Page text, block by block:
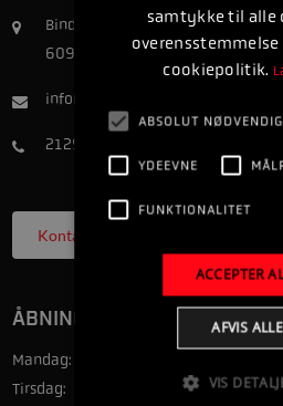
Binderup Søndergade 11C
6091 Bjert
info@jyskmarineservice.dk
21298880
Kontakt
ÅBNINGSTIDER
Mandag:
Tirsdag:
08:00 - 16:30
samtykke til alle
overensstemmelse
cookiepolitik.
ABSOLUT
YDEEVNE
FUNKTIONALITET
ACCEPTER
AFVIS ALLE
VIS